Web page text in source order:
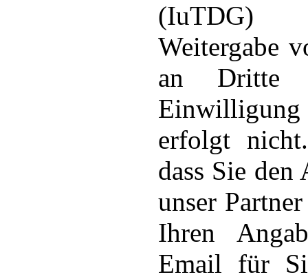
(IuTDG)
Weitergabe
an Dritte
erfolgt
dass Sie
unser
Ihren
Email für